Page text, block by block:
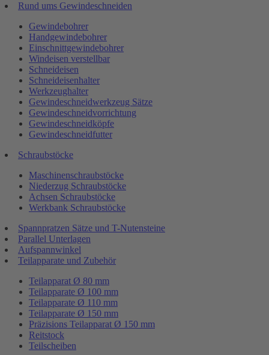
Rund ums Gewindeschneiden
Gewindebohrer
Handgewindebohrer
Einschnittgewindebohrer
Windeisen verstellbar
Schneideisen
Schneideisenhalter
Werkzeughalter
Gewindeschneidwerkzeug Sätze
Gewindeschneidvorrichtung
Gewindeschneidköpfe
Gewindeschneidfutter
Schraubstöcke
Maschinenschraubstöcke
Niederzug Schraubstöcke
Achsen Schraubstöcke
Werkbank Schraubstöcke
Spannpratzen Sätze und T-Nutensteine
Parallel Unterlagen
Aufspannwinkel
Teilapparate und Zubehör
Teilapparat Ø 80 mm
Teilapparate Ø 100 mm
Teilapparate Ø 110 mm
Teilapparate Ø 150 mm
Präzisions Teilapparat Ø 150 mm
Reitstock
Teilscheiben